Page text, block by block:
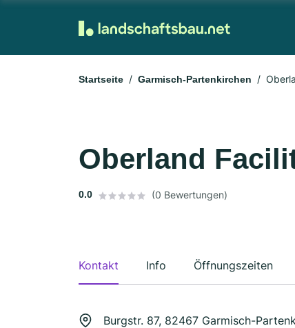
Startseite Garmisch-Partenkirchen
Oberland
0.0 (0 Bewertungen)
Kontakt Info Öffnungszeiten
Burgstr. 87, 82467 Garmisch-